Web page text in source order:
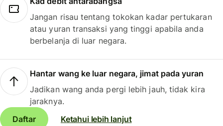
Jangan risau tentang tokokan kadar pertukaran
atau yuran transaksi yang tinggi apabila anda
berbelanja di luar negara.
Hantar wang ke luar negara, jimat pada yuran
Jadikan wang anda pergi lebih jauh, tidak kira
jaraknya.
Daftar
Ketahui lebih lanjut